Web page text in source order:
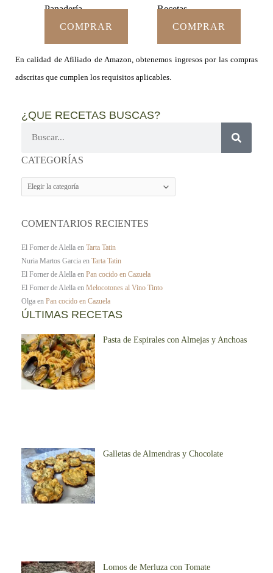
Panadería
COMPRAR
Recetas
COMPRAR
En calidad de Afiliado de Amazon, obtenemos ingresos por las compras
adscritas que cumplen los requisitos aplicables.
¿QUE RECETAS BUSCAS?
CATEGORÍAS
CATEGORÍAS
COMENTARIOS RECIENTES
El Forner de Alella en Tarta Tatin
Nuria Martos Garcia en Tarta Tatin
El Forner de Alella en Pan cocido en Cazuela
El Forner de Alella en Melocotones al Vino Tinto
Olga en Pan cocido en Cazuela
ÚLTIMAS RECETAS
Pasta de Espirales con Almejas y Anchoas
Galletas de Almendras y Chocolate
Lomos de Merluza con Tomate